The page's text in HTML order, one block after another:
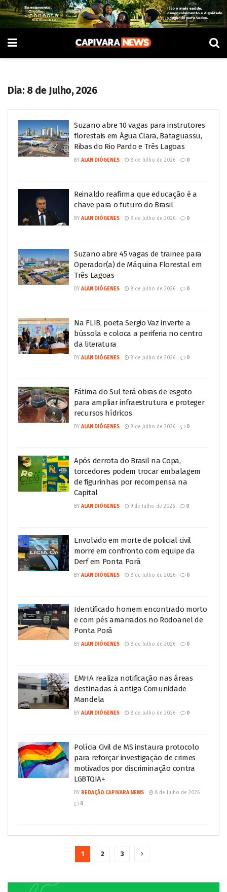
Dia: 8 de Julho, 2026
Suzano abre 10 vagas para instrutores
florestais em Água Clara, Bataguassu,
Ribas do Rio Pardo e Três Lagoas
BY ALAN DIÓGENES 8 de Julho de 2026 0
Reinaldo reafirma que educação é a
chave para o futuro do Brasil
BY ALAN DIÓGENES 8 de Julho de 2026 0
Suzano abre 45 vagas de trainee para
Operador(a) de Máquina Florestal em
Três Lagoas
BY ALAN DIÓGENES 8 de Julho de 2026 0
Na FLIB, poeta Sergio Vaz inverte a
bússola e coloca a periferia no centro
da literatura
BY ALAN DIÓGENES 8 de Julho de 2026 0
Fátima do Sul terá obras de esgoto
para ampliar infraestrutura e proteger
recursos hídricos
BY ALAN DIÓGENES 8 de Julho de 2026 0
Após derrota do Brasil na Copa,
torcedores podem trocar embalagem
de figurinhas por recompensa na
Capital
BY ALAN DIÓGENES 9 de Julho de 2026 0
Envolvido em morte de policial civil
morre em confronto com equipe da
Derf em Ponta Porã
BY ALAN DIÓGENES 8 de Julho de 2026 0
Identificado homem encontrado morto
e com pés amarrados no Rodoanel de
Ponta Porã
BY ALAN DIÓGENES 8 de Julho de 2026 0
EMHA realiza notificação nas áreas
destinadas à antiga Comunidade
Mandela
BY ALAN DIÓGENES 8 de Julho de 2026 0
Polícia Civil de MS instaura protocolo
para reforçar investigação de crimes
motivados por discriminação contra
LGBTQIA+
BY REDAÇÃO CAPIVARA NEWS
8 de Julho de 2026
0
1 2 3